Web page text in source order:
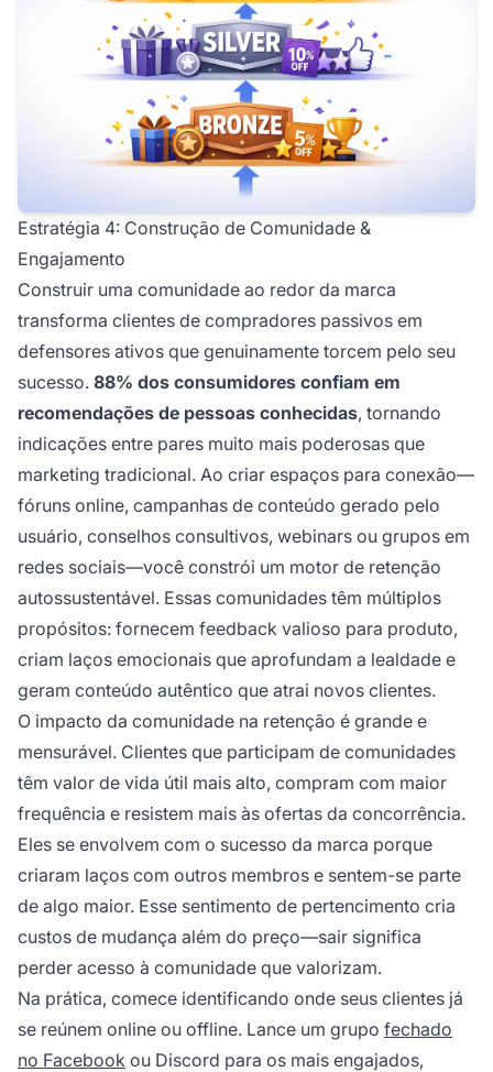
Estratégia 4: Construção de Comunidade &
Engajamento
Construir uma comunidade ao redor da marca
transforma clientes de compradores passivos em
defensores ativos que genuinamente torcem pelo seu
sucesso. 88% dos consumidores confiam em
recomendações de pessoas conhecidas, tornando
indicações entre pares muito mais poderosas que
marketing tradicional. Ao criar espaços para conexão—
fóruns online, campanhas de conteúdo gerado pelo
usuário, conselhos consultivos, webinars ou grupos em
redes sociais—você constrói um motor de retenção
autossustentável. Essas comunidades têm múltiplos
propósitos: fornecem feedback valioso para produto,
criam laços emocionais que aprofundam a lealdade e
geram conteúdo autêntico que atrai novos clientes.
O impacto da comunidade na retenção é grande e
mensurável. Clientes que participam de comunidades
têm valor de vida útil mais alto, compram com maior
frequência e resistem mais às ofertas da concorrência.
Eles se envolvem com o sucesso da marca porque
criaram laços com outros membros e sentem-se parte
de algo maior. Esse sentimento de pertencimento cria
custos de mudança além do preço—sair significa
perder acesso à comunidade que valorizam.
Na prática, comece identificando onde seus clientes já
se reúnem online ou offline. Lance um grupo fechado
no Facebook ou Discord para os mais engajados,